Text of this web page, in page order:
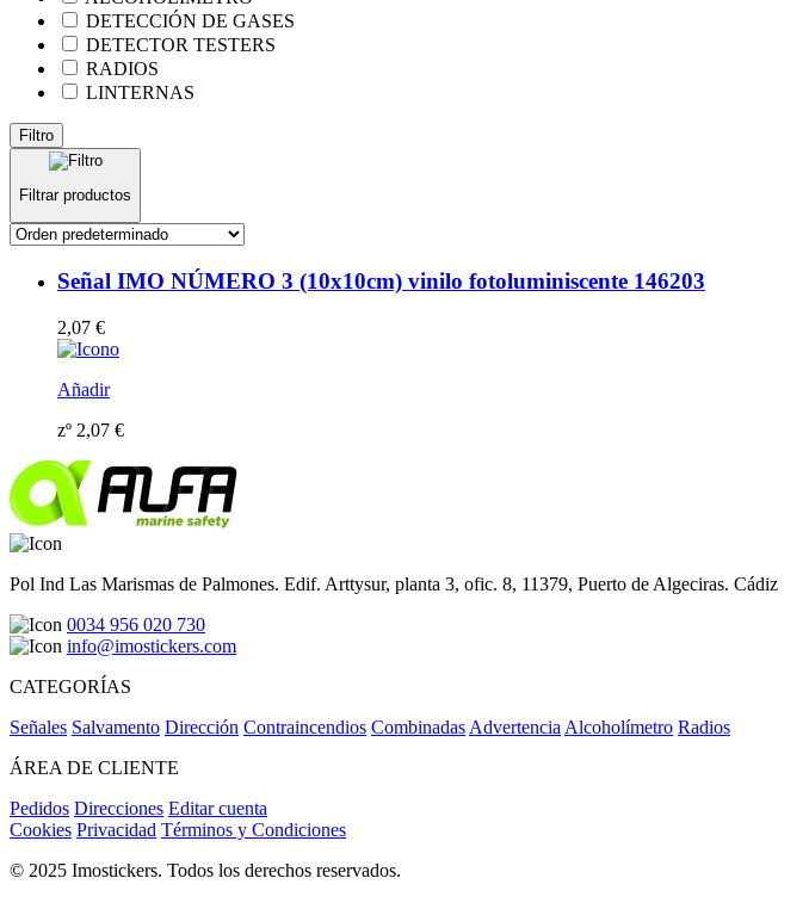
DETECCIÓN DE GASES
DETECTOR TESTERS
RADIOS
LINTERNAS
Filtro
Filtrar productos
Señal IMO NÚMERO 3 (10x10cm) vinilo fotoluminiscente 146203
2,07 €
Añadir
zº 2,07 €
Pol Ind Las Marismas de Palmones. Edif. Arttysur, planta 3, ofic. 8, 11379, Puerto de Algeciras. Cádiz
0034 956 020 730
info@imostickers.com
CATEGORÍAS
Señales Salvamento Dirección Contraincendios Combinadas Advertencia Alcoholímetro Radios
ÁREA DE CLIENTE
Pedidos Direcciones Editar cuenta
Cookies Privacidad Términos y Condiciones
© 2025 Imostickers. Todos los derechos reservados.